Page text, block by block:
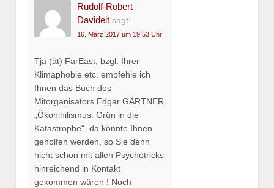
Rudolf-Robert
Davideit sagt:
16. März 2017 um 19:53 Uhr
Tja (ät) FarEast, bzgl. Ihrer
Klimaphobie etc. empfehle ich
Ihnen das Buch des
Mitorganisators Edgar GÄRTNER
„Ökonihilismus. Grün in die
Katastrophe“, da könnte Ihnen
geholfen werden, so Sie denn
nicht schon mit allen Psychotricks
hinreichend in Kontakt
gekommen wären ! Noch